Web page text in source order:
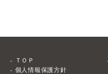
ＴＯＰ
個人情報保護方針